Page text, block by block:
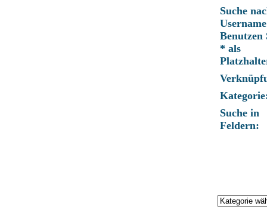
Suche
Benutzen
* als
Suche in
Feldern: